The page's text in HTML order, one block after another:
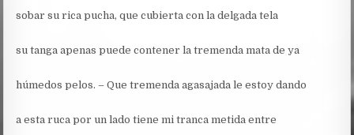
sobar su rica pucha, que cubierta con la delgada tela
su tanga apenas puede contener la tremenda mata de ya
húmedos pelos. – Que tremenda agasajada le estoy dando
a esta ruca por un lado tiene mi tranca metida entre